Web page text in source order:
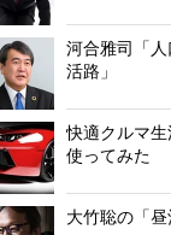
河合雅司「
活路」
快適クルマ生
使ってみた
大竹聡の「昼